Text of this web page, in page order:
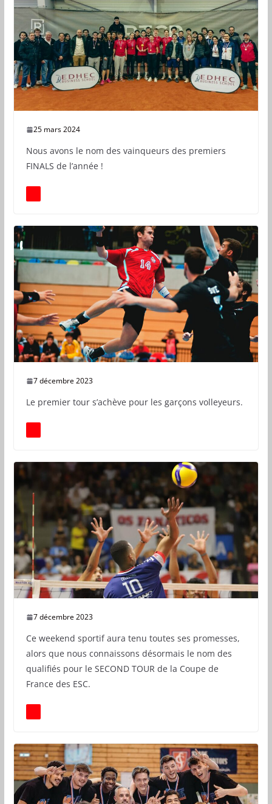
25 mars 2024
Nous avons le nom des vainqueurs des premiers
FINALS de l’année !
7 décembre 2023
Le premier tour s’achève pour les garçons volleyeurs.
7 décembre 2023
Ce weekend sportif aura tenu toutes ses promesses,
alors que nous connaissons désormais le nom des
qualifiés pour le SECOND TOUR de la Coupe de
France des ESC.